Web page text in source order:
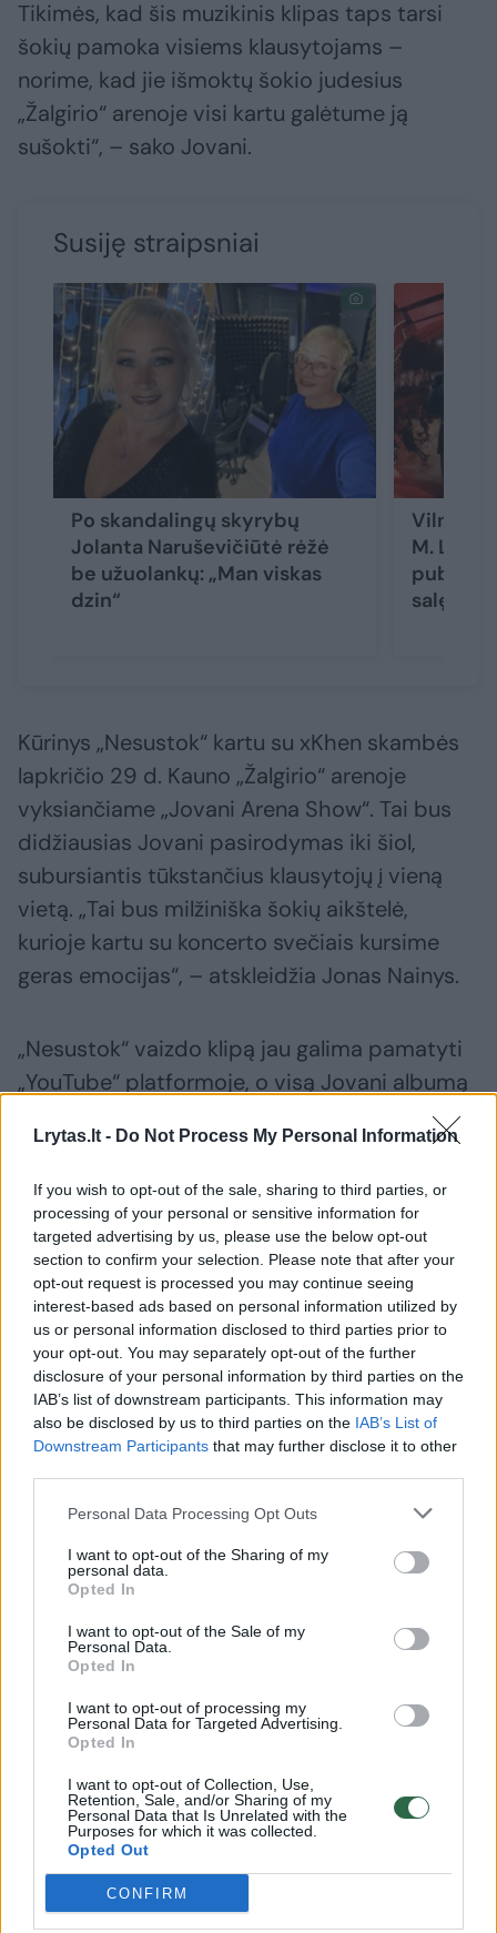
Lrytas.lt - Do Not Process My Personal Information
If you wish to opt-out of the sale, sharing to third parties, or
processing of your personal or sensitive information for
targeted advertising by us, please use the below opt-out
section to confirm your selection. Please note that after your
opt-out request is processed you may continue seeing
interest-based ads based on personal information utilized by
us or personal information disclosed to third parties prior to
your opt-out. You may separately opt-out of the further
disclosure of your personal information by third parties on the
IAB’s list of downstream participants. This information may
also be disclosed by us to third parties on the IAB’s List of
Downstream Participants that may further disclose it to other
Personal Data Processing Opt Outs
I want to opt-out of the Sharing of my
personal data.
Opted In
I want to opt-out of the Sale of my
Personal Data.
Opted In
I want to opt-out of processing my
Personal Data for Targeted Advertising.
Opted In
I want to opt-out of Collection, Use,
Retention, Sale, and/or Sharing of my
Personal Data that Is Unrelated with the
Purposes for which it was collected.
Opted Out
CONFIRM
Tikimės, kad šis muzikinis klipas taps tarsi
šokių pamoka visiems klausytojams –
norime, kad jie išmoktų šokio judesius
„Žalgirio“ arenoje visi kartu galėtume ją
sušokti“, – sako Jovani.
Susiję straipsniai
Po skandalingų skyrybų
Jolanta Naruševičiūtė rėžė
be užuolankų: „Man viskas
dzin“
Vilnių
M.
publika
salę
Kūrinys „Nesustok“ kartu su xKhen skambės
lapkričio 29 d. Kauno „Žalgirio“ arenoje
vyksiančiame „Jovani Arena Show“. Tai bus
didžiausias Jovani pasirodymas iki šiol,
subursiantis tūkstančius klausytojų į vieną
vietą. „Tai bus milžiniška šokių aikštelė,
kurioje kartu su koncerto svečiais kursime
geras emocijas“, – atskleidžia Jonas Nainys.
„Nesustok“ vaizdo klipą jau galima pamatyti
„YouTube“ platformoje, o visą Jovani albumą
pasiklausymo platformose.
Komentuoti po šiuo straipsniu
Komentuoti gali tik Lrytas registruoti vartotojai.
Prisijunkite prie registruotų vartotojų
bendruomenės ir bendraukite komentaruose!
Rodyti komentarus